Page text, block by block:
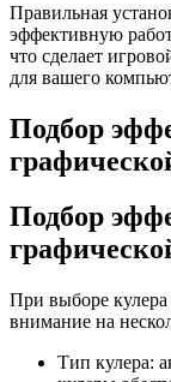
Правильная
эффективную
что сделает
для вашего
Подбор
Подбор
При выборе кулера
внимание на
Тип кулера: